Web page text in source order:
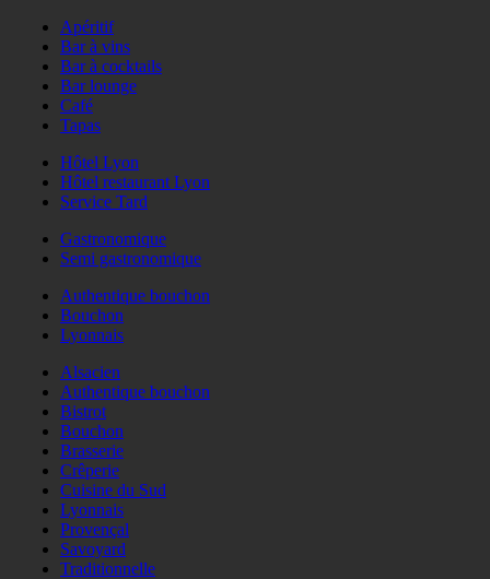
Apéritif
Bar à vins
Bar à cocktails
Bar lounge
Café
Tapas
Hôtel Lyon
Hôtel restaurant Lyon
Service Tard
Gastronomique
Semi gastronomique
Authentique bouchon
Bouchon
Lyonnais
Alsacien
Authentique bouchon
Bistrot
Bouchon
Brasserie
Crêperie
Cuisine du Sud
Lyonnais
Provençal
Savoyard
Traditionnelle